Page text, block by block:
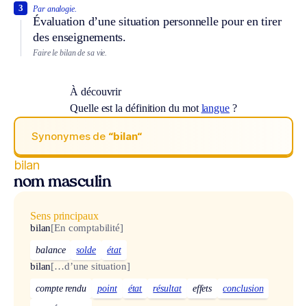
Par analogie.
Évaluation d’une situation personnelle pour en tirer
des enseignements.
3
Faire le bilan de sa vie.
À découvrir
Quelle est la définition du mot langue ?
Synonymes de “bilan“
bilan
nom masculin
Sens principaux
bilan[En comptabilité]
balance solde état
bilan[…d’une situation]
compte rendu point état résultat effets
conclusion